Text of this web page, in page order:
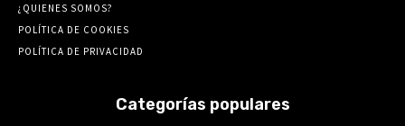
¿QUIENES SOMOS?
POLÍTICA DE COOKIES
POLÍTICA DE PRIVACIDAD
Categorías populares